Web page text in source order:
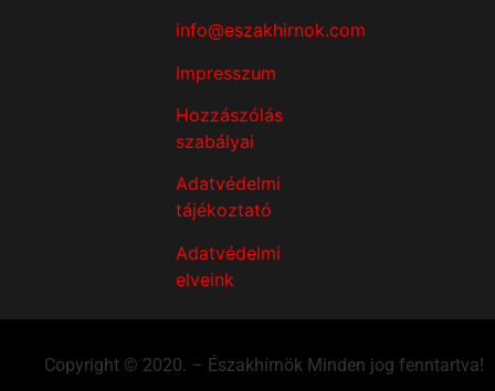
info@eszakhirnok.com
Impresszum
Hozzászólás
szabályai
Adatvédelmi
tájékoztató
Adatvédelmi
elveink
Copyright © 2020. – Északhírnök Minden jog fenntartva!